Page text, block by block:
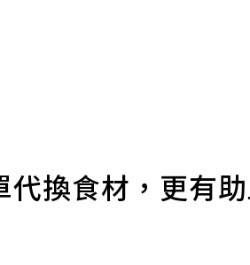
代換食材，更有